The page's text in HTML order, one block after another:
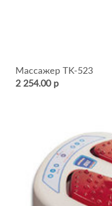
Массажер TK-523
2 254.00 р